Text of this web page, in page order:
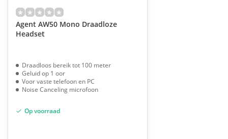
Agent AW50 Mono Draadloze
Headset
Draadloos bereik tot 100 meter
Geluid op 1 oor
Voor vaste telefoon en PC
Noise Canceling microfoon
Op voorraad